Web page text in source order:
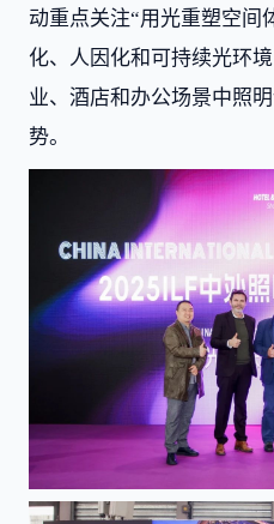
动重点关注“用光重塑空间
化、人因化和可持续光环
业、酒店和办公场景中照
势。